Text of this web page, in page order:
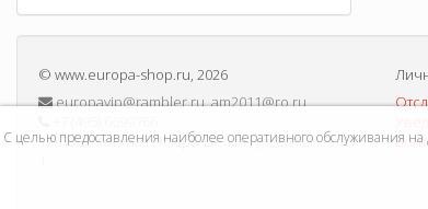
© www.europa-shop.ru, 2026
europavip@rambler.ru, am2011@ro.ru
125130, Москва г, Клары Цеткин ул, дом 31, этаж
С целью предоставления наиболее оперативного обслуживания